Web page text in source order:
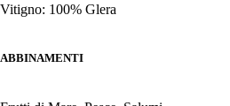
Vitigno: 100% Glera
ABBINAMENTI